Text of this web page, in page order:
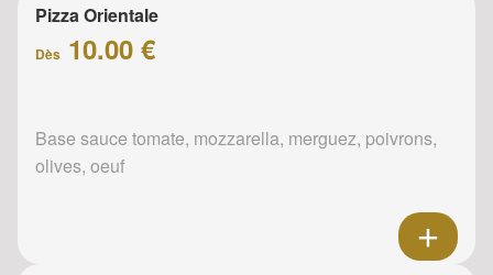
Pizza Orientale
Dès 10.00 €
Base sauce tomate, mozzarella, merguez, poivrons,
olives, oeuf